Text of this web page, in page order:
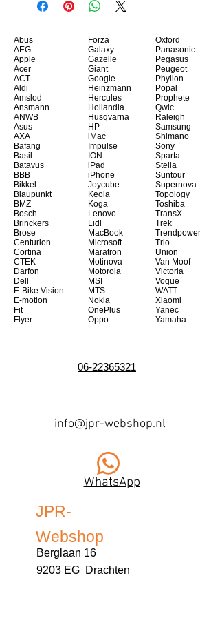
Abus
AEG
Apple
Acer
ACT
Aldi
Amslod
Ansmann
ANWB
Asus
AXA
Bafang
Basil
Batavus
BBB
Bikkel
Blaupunkt
BMZ
Bosch
Brinckers
Brose
Centurion
Cortina
CTEK
Darfon
Dell
E-Bike Vision
E-motion
Fit
Flyer
Forza
Galaxy
Gazelle
Giant
Google
Heinzmann
Hercules
Hollandia
Husqvarna
HP
iMac
Impulse
ION
iPad
iPhone
Joycube
Keola
Koga
Lenovo
Lidl
MacBook
Microsoft
Maratron
Motinova
Motorola
MSI
MTS
Nokia
OnePlus
Oppo
Oxford
Panasonic
Pegasus
Peugeot
Phylion
Popal
Prophete
Qwic
Raleigh
Samsung
Shimano
Sony
Sparta
Stella
Suntour
Supernova
Topology
Toshiba
TransX
Trek
Trendpower
Trio
Union
Van Moof
Victoria
Vogue
WATT
Xiaomi
Yanec
Yamaha
06-22365321
info@jpr-webshop.nl
WhatsApp
JPR-
Webshop
Berglaan 16
9203 EG Drachten